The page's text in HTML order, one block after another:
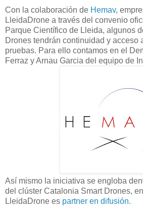
Con la colaboración de Hemav,
LleidaDrone a través del convenio
Parque Científico de Lleida, algunos
Drones tendrán continuidad y acceso
pruebas. Para ello contamos en el
Ferraz y Arnau Garcia del equipo de
Así mismo la iniciativa se engloba
del clúster Catalonia Smart Drones,
LleidaDrone es partner en difusión.